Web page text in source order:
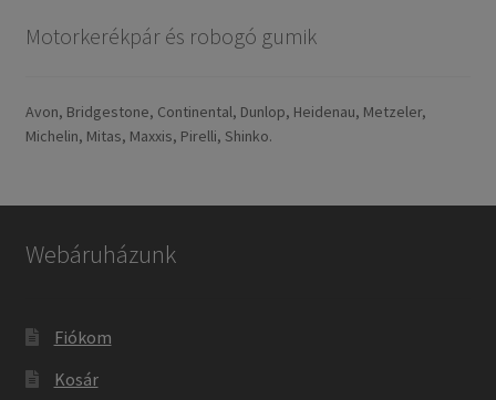
Motorkerékpár és robogó gumik
Avon, Bridgestone, Continental, Dunlop, Heidenau, Metzeler,
Michelin, Mitas, Maxxis, Pirelli, Shinko.
Webáruházunk
Fiókom
Kosár